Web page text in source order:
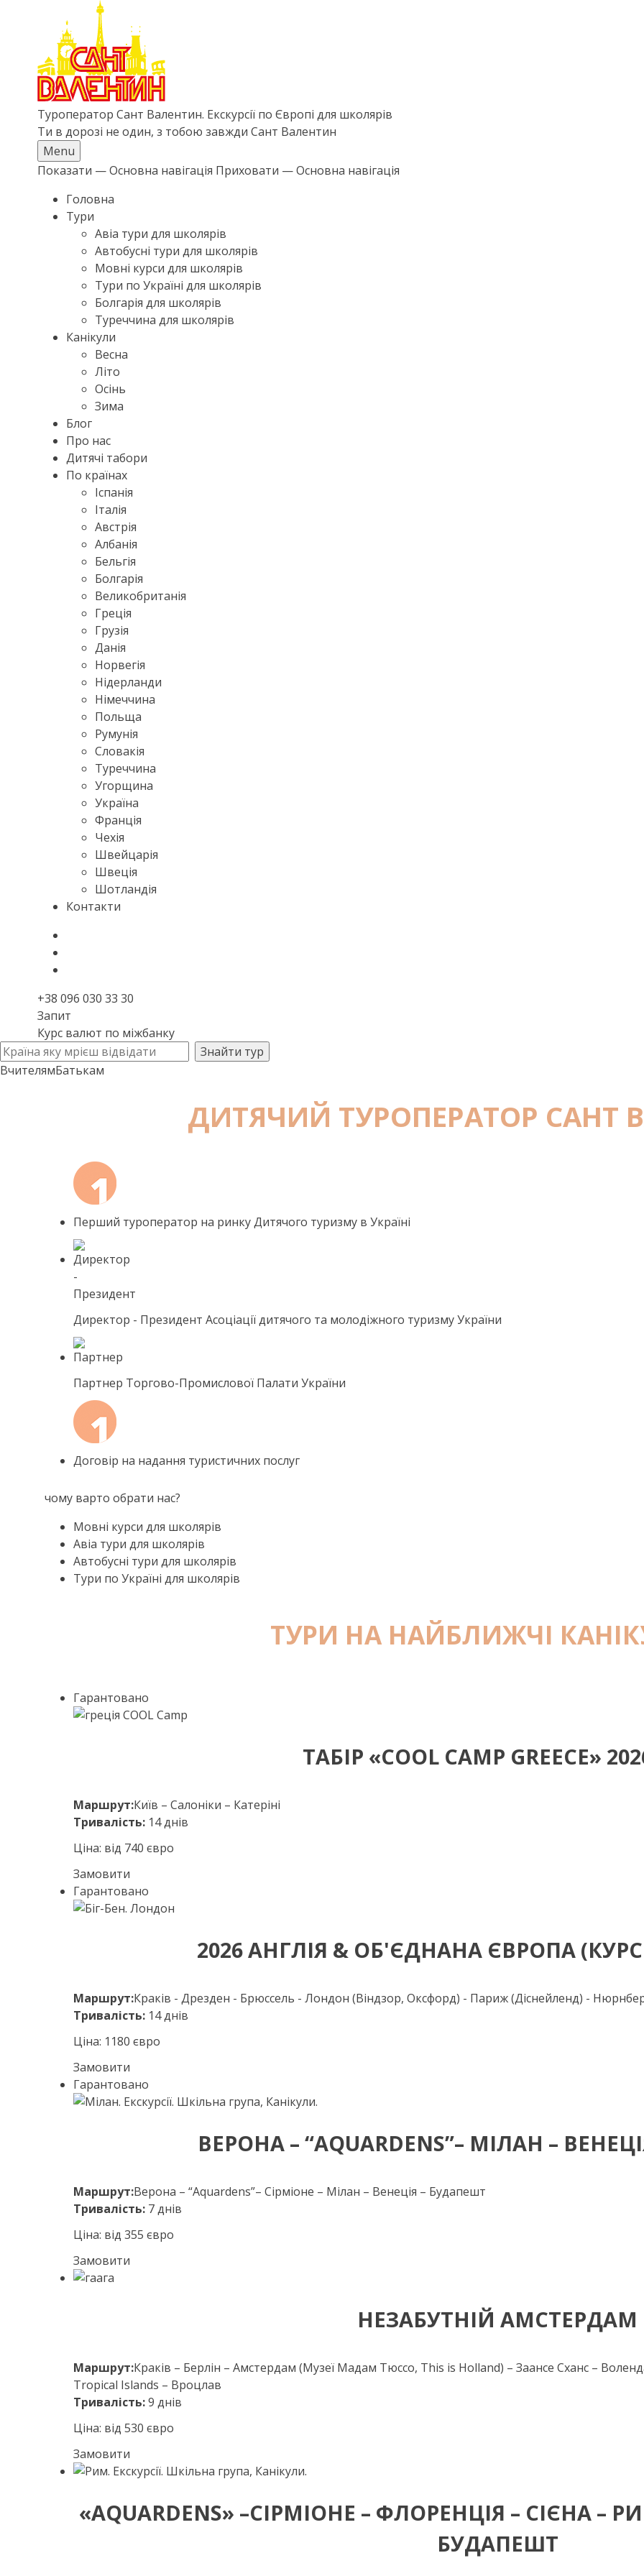
основного
Туроператор Сант Валентин. Екскурсії по Європі для школярів
Ти в дорозі не один, з тобою завжди Сант Валентин
Menu
ОСНОВНА
НАВІГАЦІЯ
Показати — Основна навігація Приховати — Основна навігація
Головна
Тури
Авіа тури для школярів
Автобусні тури для школярів
Мовні курси для школярів
Тури по Україні для школярів
Болгарія для школярів
Туреччина для школярів
Канікули
Весна
Літо
Осінь
Зима
Блог
Про нас
Дитячі табори
По країнах
Іспанія
Італія
Австрія
Албанія
Бельгія
Болгарія
Великобританія
Греція
Грузія
Данія
Норвегія
Нідерланди
Німеччина
Польща
Румунія
Словакія
Туреччина
Угорщина
Україна
Франція
Чехія
Швейцарія
Швеція
Шотландія
Контакти
+38 096 030 33 30
Запит
Курс валют по міжбанку
ВчителямБатькам
ДИТЯЧИЙ ТУРОПЕРАТОР САНТ
Перший туроператор на ринку Дитячого туризму в Україні
Директор - Президент Асоціації дитячого та молодіжного туризму України
Партнер Торгово-Промислової Палати України
Договір на надання туристичних послуг
чому варто обрати нас?
Мовні курси для школярів
Авіа тури для школярів
Автобусні тури для школярів
Тури по Україні для школярів
ТУРИ НА НАЙБЛИЖЧІ
Гарантовано
ТАБІР «COOL CAMP GREECE»
Маршрут:Київ – Салоніки – Катеріні
Тривалість: 14 днів
Ціна: від 740 євро
Замовити
Гарантовано
2026 АНГЛІЯ & ОБ'ЄДНАНА ЄВРОПА
Маршрут:Краків - Дрезден - Брюссель - Лондон (Віндзор, Оксфорд) - Париж (Діснейленд) -
Тривалість: 14 днів
Ціна: 1180 євро
Замовити
Гарантовано
ВЕРОНА – “AQUARDENS”– МІЛАН –
Маршрут:Верона – “Aquardens”– Сірміоне – Мілан – Венеція – Будапешт
Тривалість: 7 днів
Ціна: від 355 євро
Замовити
НЕЗАБУТНІЙ АМСТЕРДАМ
Маршрут:Краків – Берлін – Амстердам (Музеї Мадам Тюссо, This is Holland) – Заансе Сханс –
Tropical Islands – Вроцлав
Тривалість:9 днів
Ціна: від 530 євро
Замовити
«AQUARDENS» –СІРМІОНЕ – ФЛОРЕНЦІЯ – СІЄНА –
БУДАПЕШТ